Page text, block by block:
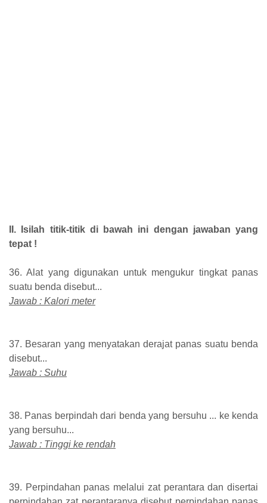
II. Isilah titik-titik di bawah ini dengan jawaban yang
tepat !
36. Alat yang digunakan untuk mengukur tingkat panas
suatu benda disebut...
Jawab : Kalori meter
37. Besaran yang menyatakan derajat panas suatu benda
disebut...
Jawab : Suhu
38. Panas berpindah dari benda yang bersuhu ... ke kenda
yang bersuhu...
Jawab : Tinggi ke rendah
39. Perpindahan panas melalui zat perantara dan disertai